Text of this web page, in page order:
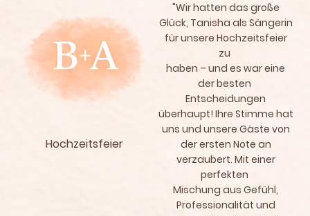
Hochzeitsfeier
"Wir hatten das große
Glück, Tanisha als Sängerin
für unsere Hochzeitsfeier
zu
haben – und es war eine
der besten
Entscheidungen
überhaupt! Ihre Stimme hat
uns und unsere Gäste von
der ersten Note an
verzaubert. Mit einer
perfekten
Mischung aus Gefühl,
Professionalität und